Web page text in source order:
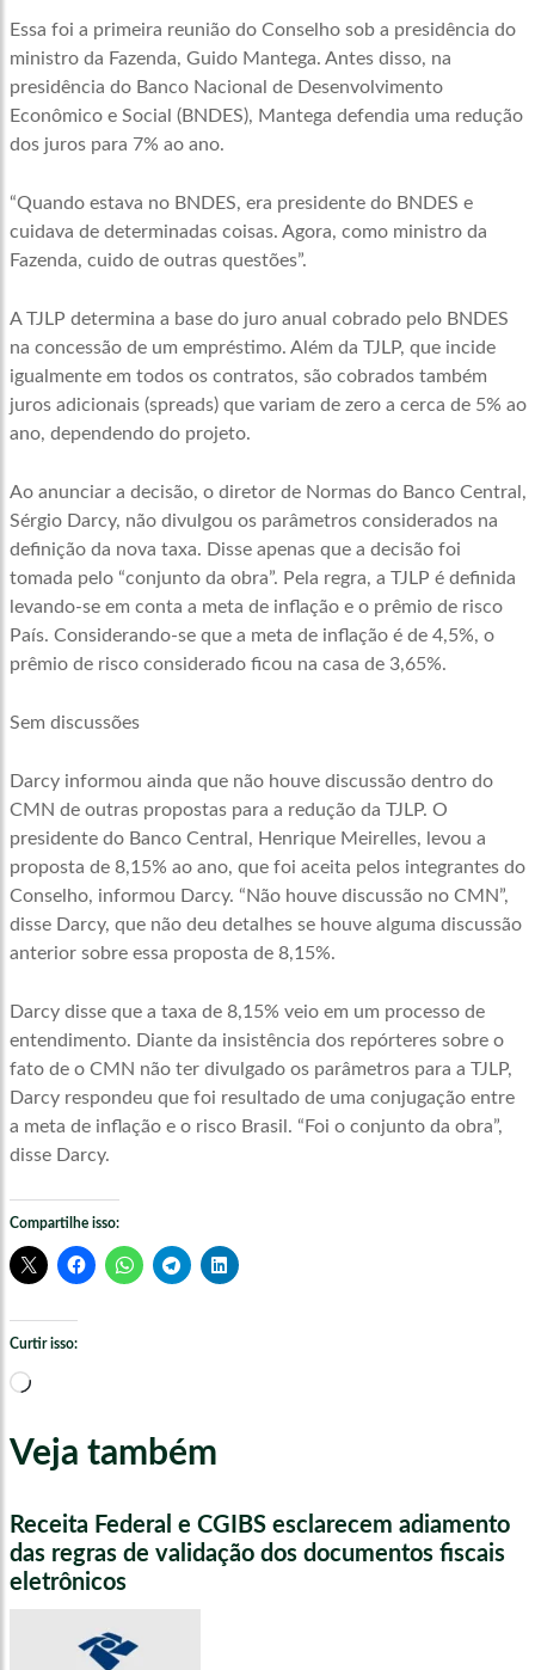
Essa foi a primeira reunião do Conselho sob a presidência do
ministro da Fazenda, Guido Mantega. Antes disso, na
presidência do Banco Nacional de Desenvolvimento
Econômico e Social (BNDES), Mantega defendia uma redução
dos juros para 7% ao ano.
“Quando estava no BNDES, era presidente do BNDES e
cuidava de determinadas coisas. Agora, como ministro da
Fazenda, cuido de outras questões”.
A TJLP determina a base do juro anual cobrado pelo BNDES
na concessão de um empréstimo. Além da TJLP, que incide
igualmente em todos os contratos, são cobrados também
juros adicionais (spreads) que variam de zero a cerca de 5% ao
ano, dependendo do projeto.
Ao anunciar a decisão, o diretor de Normas do Banco Central,
Sérgio Darcy, não divulgou os parâmetros considerados na
definição da nova taxa. Disse apenas que a decisão foi
tomada pelo “conjunto da obra”. Pela regra, a TJLP é definida
levando-se em conta a meta de inflação e o prêmio de risco
País. Considerando-se que a meta de inflação é de 4,5%, o
prêmio de risco considerado ficou na casa de 3,65%.
Sem discussões
Darcy informou ainda que não houve discussão dentro do
CMN de outras propostas para a redução da TJLP. O
presidente do Banco Central, Henrique Meirelles, levou a
proposta de 8,15% ao ano, que foi aceita pelos integrantes do
Conselho, informou Darcy. “Não houve discussão no CMN”,
disse Darcy, que não deu detalhes se houve alguma discussão
anterior sobre essa proposta de 8,15%.
Darcy disse que a taxa de 8,15% veio em um processo de
entendimento. Diante da insistência dos repórteres sobre o
fato de o CMN não ter divulgado os parâmetros para a TJLP,
Darcy respondeu que foi resultado de uma conjugação entre
a meta de inflação e o risco Brasil. “Foi o conjunto da obra”,
disse Darcy.
Compartilhe isso:
Curtir isso:
Carregando...
Veja também
Receita Federal e CGIBS esclarecem adiamento
das regras de validação dos documentos fiscais
eletrônicos